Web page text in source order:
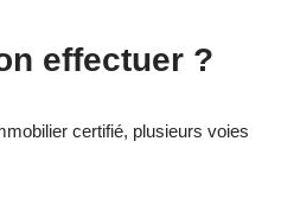
effectuer ?
certifié, plusieurs voies